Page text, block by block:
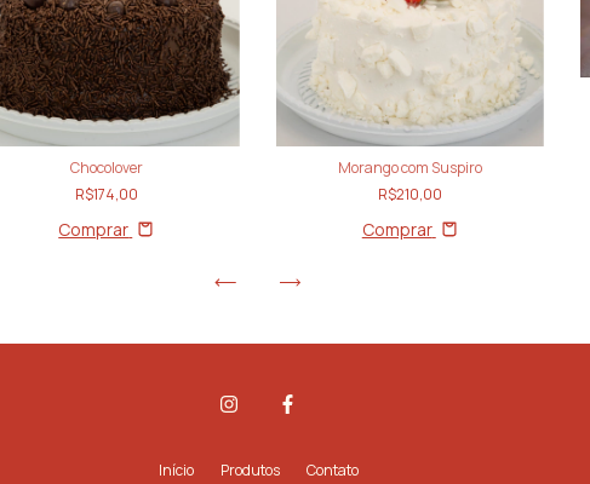
Chocolover
R$174,00
Comprar
Morango com Suspiro
R$210,00
Comprar
Início Produtos Contato